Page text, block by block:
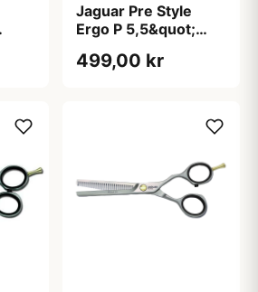
Jaguar Pre Style
Ergo P 5,5&quot;
499,00 kr